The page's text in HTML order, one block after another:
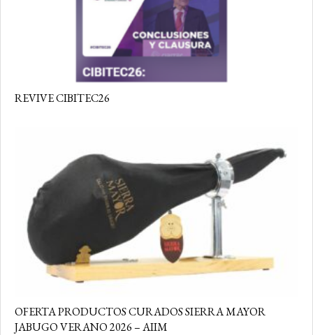
REVIVE CIBITEC26
OFERTA PRODUCTOS CURADOS SIERRA MAYOR
JABUGO VERANO 2026 – AIIM